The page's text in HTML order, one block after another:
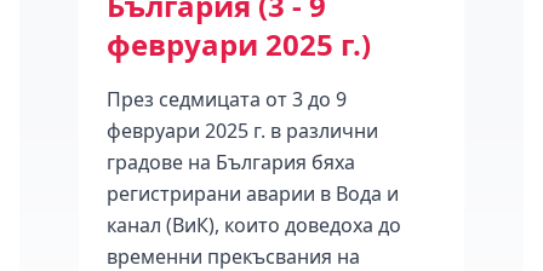
февруари 2025 г.)
През седмицата от 3 до 9
февруари 2025 г. в различни
градове на България бяха
регистрирани аварии в Вода и
канал (ВиК), които доведоха до
временни прекъсвания на